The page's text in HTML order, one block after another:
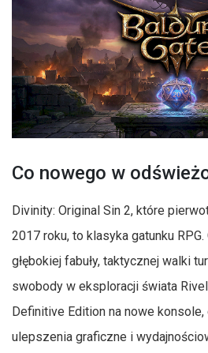
Co nowego w
Divinity: Original Sin 2, które
2017 roku, to klasyka gatunku RPG.
głębokiej fabuły, taktycznej walki
swobody w eksploracji świata
Definitive Edition na nowe
ulepszenia graficzne i